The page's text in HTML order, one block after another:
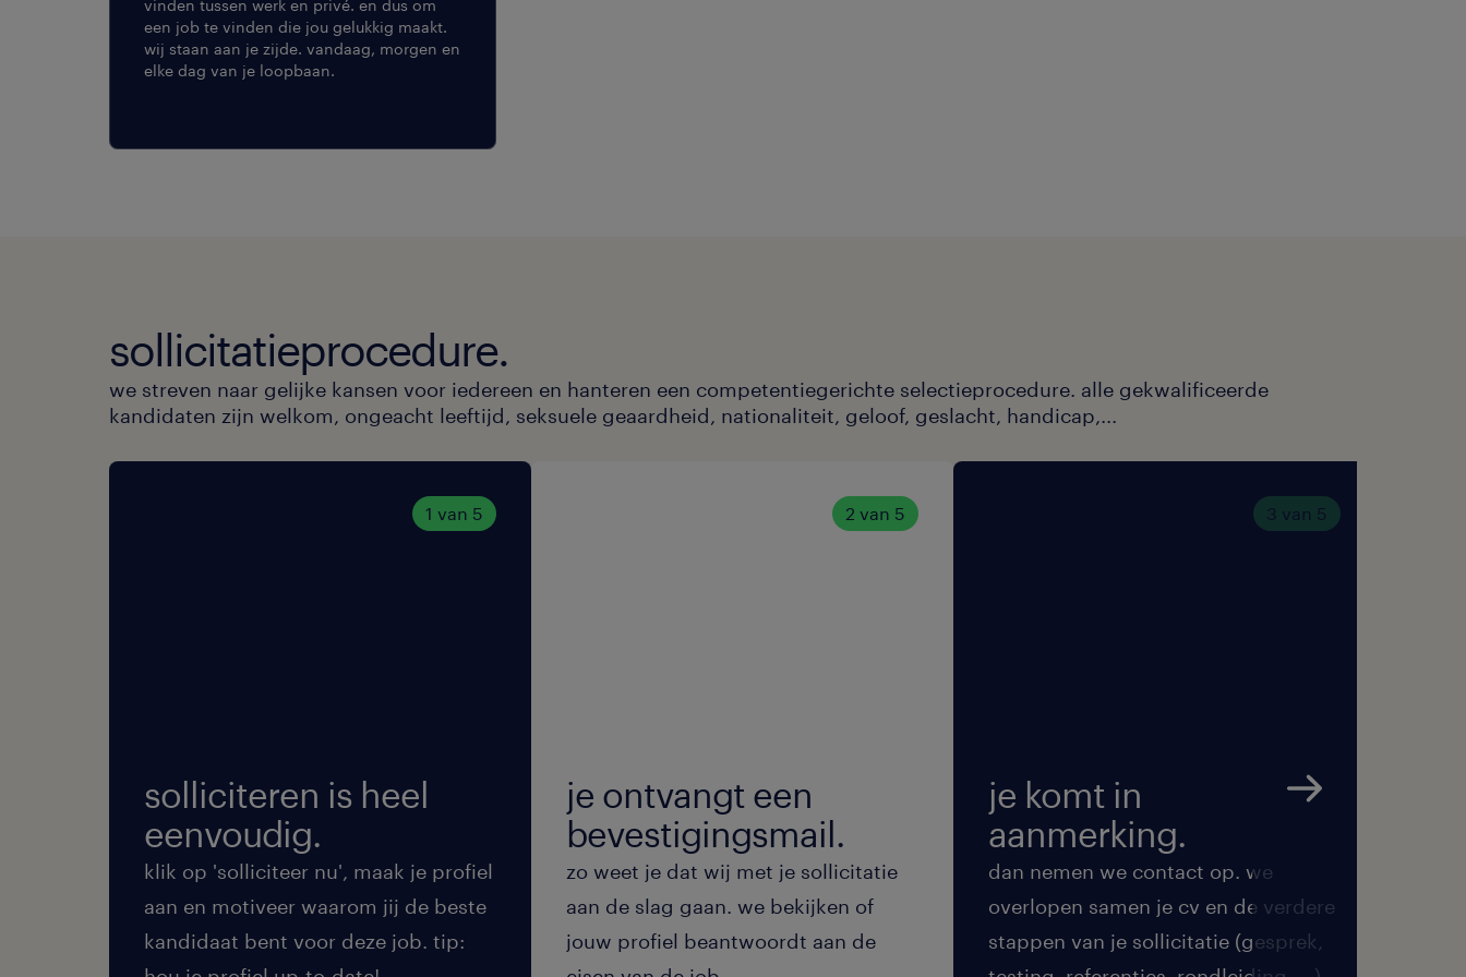
vinden tussen werk en privé. en dus om
een job te vinden die jou gelukkig maakt.
wij staan aan je zijde. vandaag, morgen en
elke dag van je loopbaan.
sollicitatieprocedure.
we streven naar gelijke kansen voor iedereen en hanteren een competentiegerichte selectieprocedure. alle gekwalificeerde
kandidaten zijn welkom, ongeacht leeftijd, seksuele geaardheid, nationaliteit, geloof, geslacht, handicap,...
1 van 5
solliciteren is heel
eenvoudig.
klik op 'solliciteer nu', maak je profiel
aan en motiveer waarom jij de beste
kandidaat bent voor deze job. tip:
2 van 5
je ontvangt een
bevestigingsmail.
zo weet je dat wij met je sollicitatie
aan de slag gaan. we bekijken of
jouw profiel beantwoordt aan de
3 van 5
je komt in
aanmerking.
dan nemen we contact op. we
overlopen samen je cv en de verdere
stappen van je sollicitatie (gesprek,